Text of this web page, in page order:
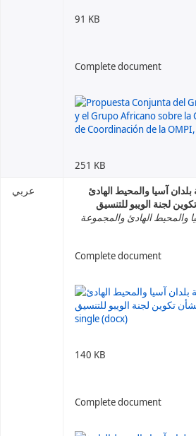
91 KB
Complete document
251 KB
عربي
آسيا والمحيط الهادئ
لجنة الويبو للتنسيق
الهادئ والمجموعة
Complete document
140 KB
Complete document